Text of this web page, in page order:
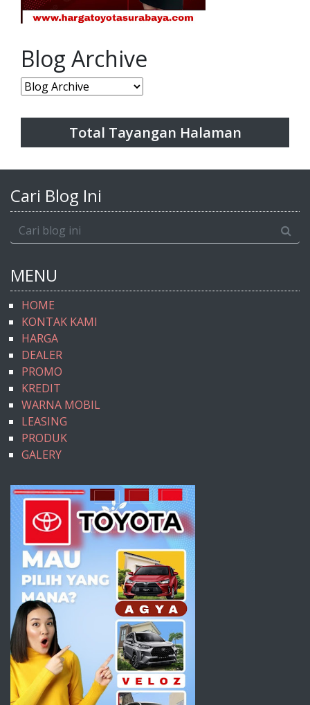
Blog Archive
Total Tayangan Halaman
Cari Blog Ini
MENU
HOME
KONTAK KAMI
HARGA
DEALER
PROMO
KREDIT
WARNA MOBIL
LEASING
PRODUK
GALERY